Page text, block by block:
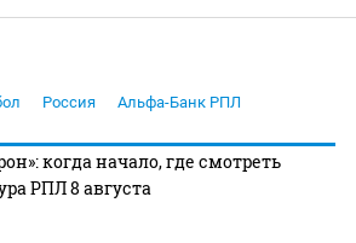
Россия Альфа-Банк РПЛ
когда начало, где смотреть
РПЛ 8 августа